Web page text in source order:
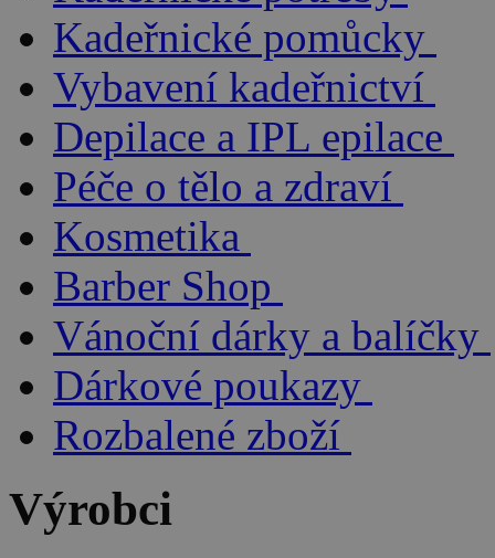
Kadeřnické pomůcky
Vybavení kadeřnictví
Depilace a IPL epilace
Péče o tělo a zdraví
Kosmetika
Barber Shop
Vánoční dárky a balíčky
Dárkové poukazy
Rozbalené zboží
Výrobci